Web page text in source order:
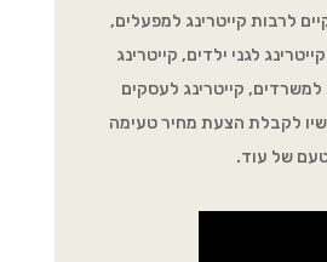
לרבות קייטרינג למפעלים,
לגני ילדים, קייטרינג
למשרדים, קייטרינג לעסקים
לקבלת הצעת מחיר טעימה
של עוד.